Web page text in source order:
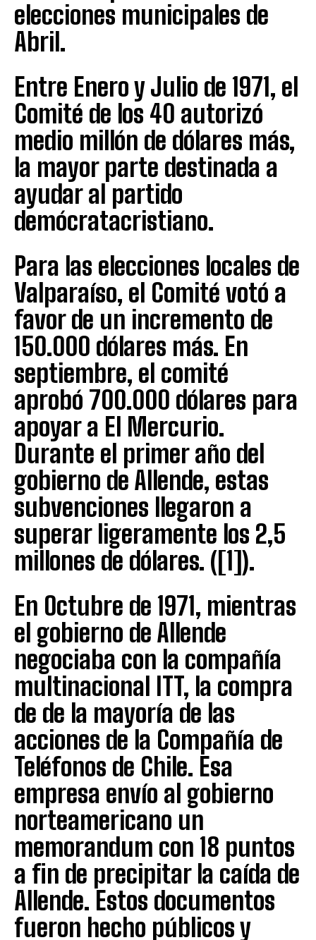
elecciones municipales de
Abril.
Entre Enero y Julio de 1971, el
Comité de los 40 autorizó
medio millón de dólares más,
la mayor parte destinada a
ayudar al partido
demócratacristiano.
Para las elecciones locales de
Valparaíso, el Comité votó a
favor de un incremento de
150.000 dólares más. En
septiembre, el comité
aprobó 700.000 dólares para
apoyar a El Mercurio.
Durante el primer año del
gobierno de Allende, estas
subvenciones llegaron a
superar ligeramente los 2,5
millones de dólares. ([1]).
En Octubre de 1971, mientras
el gobierno de Allende
negociaba con la compañía
multinacional ITT, la compra
de de la mayoría de las
acciones de la Compañía de
Teléfonos de Chile. Esa
empresa envío al gobierno
norteamericano un
memorandum con 18 puntos
a fin de precipitar la caída de
Allende. Estos documentos
fueron hecho públicos y